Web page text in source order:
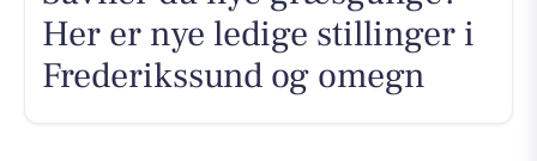
Her er nye ledige stillinger i
Frederikssund og omegn